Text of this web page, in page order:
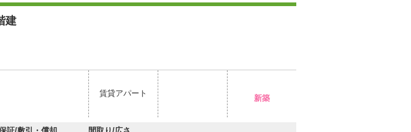
建
賃貸アパート
新築